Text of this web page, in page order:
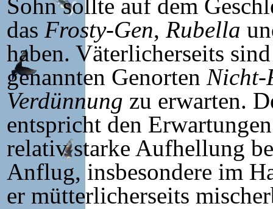
Sohn sollte auf dem
das Frosty-Gen, Rubella
haben. Väterlicherseits
genannten Genorten Nicht-
Verdünnung zu erwarten.
entspricht den
relativ starke Aufhellung
Anflug, insbesondere im
er mütterlicherseits